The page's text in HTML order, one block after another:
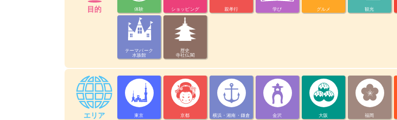
目的 体験 ショッピング 親孝行 学び グルメ 観光
テーマパーク
水族館
歴史
寺社仏閣
エリア 東京 京都 横浜・湘南・鎌倉 金沢 大阪 福岡